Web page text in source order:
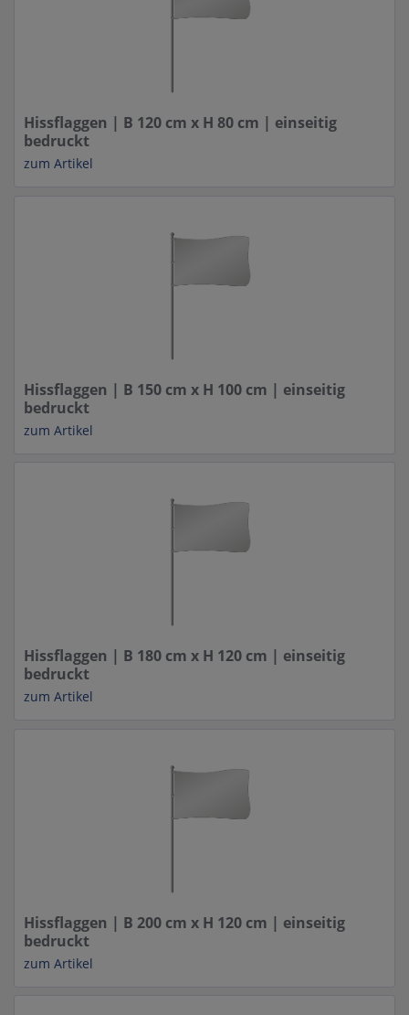
Hissflaggen | B 120 cm x H 80 cm | einseitig
bedruckt
zum Artikel
Hissflaggen | B 150 cm x H 100 cm | einseitig
bedruckt
zum Artikel
Hissflaggen | B 180 cm x H 120 cm | einseitig
bedruckt
zum Artikel
Hissflaggen | B 200 cm x H 120 cm | einseitig
bedruckt
zum Artikel